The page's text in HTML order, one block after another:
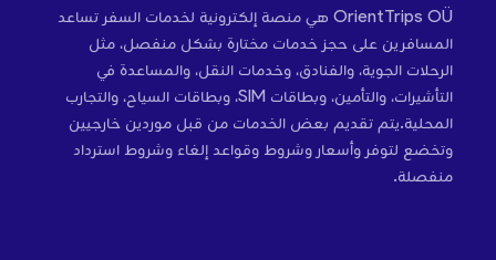
OrientTrips OÜ هي منصة إلكترونية لخدمات السفر تساعد
المسافرين على حجز خدمات مختارة بشكل منفصل، مثل
الرحلات الجوية، والفنادق، وخدمات النقل، والمساعدة في
التأشيرات، والتأمين، وبطاقات SIM، وبطاقات السياح، والتجارب
المحلية.يتم تقديم بعض الخدمات من قبل موردين خارجيين
وتخضع لتوفر وأسعار وشروط وقواعد إلغاء وشروط استرداد
منفصلة.